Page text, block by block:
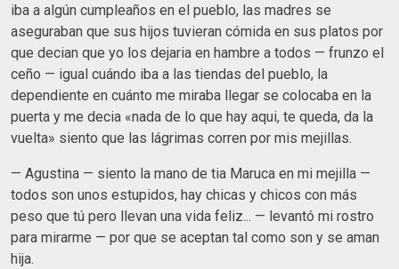
iba a algún cumpleaños en el pueblo, las madres se
aseguraban que sus hijos tuvieran cómida en sus platos por
que decian que yo los dejaria en hambre a todos — frunzo el
ceño — igual cuándo iba a las tiendas del pueblo, la
dependiente en cuánto me miraba llegar se colocaba en la
puerta y me decia «nada de lo que hay aqui, te queda, da la
vuelta» siento que las lágrimas corren por mis mejillas.
— Agustina — siento la mano de tia Maruca en mi mejilla —
todos son unos estupidos, hay chicas y chicos con más
peso que tú pero llevan una vida feliz... — levantó mi rostro
para mirarme — por que se aceptan tal como son y se aman
hija.